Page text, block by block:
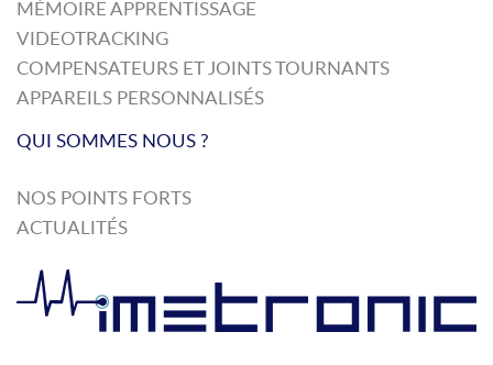
MÉMOIRE APPRENTISSAGE
VIDEOTRACKING
COMPENSATEURS ET JOINTS TOURNANTS
APPAREILS PERSONNALISÉS
QUI SOMMES NOUS ?
NOS POINTS FORTS
ACTUALITÉS